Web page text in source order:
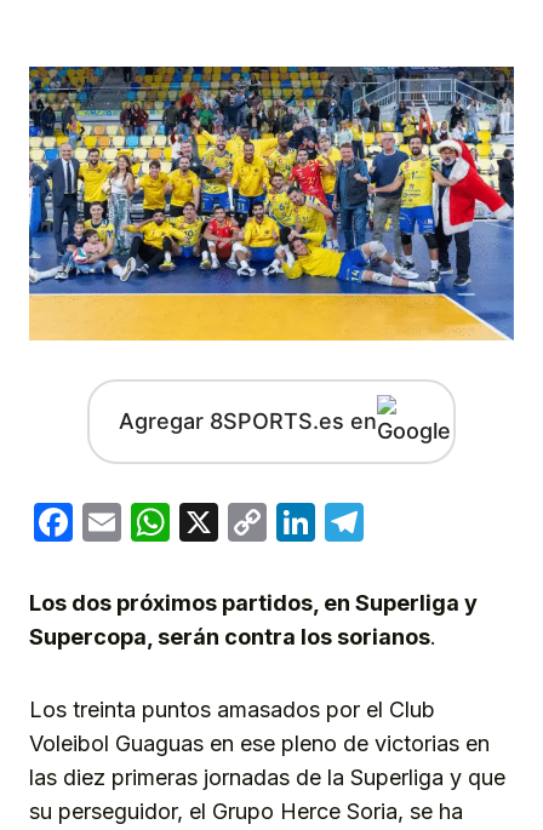
Agregar 8SPORTS.es en
Facebook
EmailWhatsApp
X
CopyLinkedIn
Los dos próximos partidos, en Superliga y
Supercopa, serán contra los sorianos.
Los treinta puntos amasados por el Club
Voleibol Guaguas en ese pleno de victorias en
las diez primeras jornadas de la Superliga y que
su perseguidor, el Grupo Herce Soria, se ha